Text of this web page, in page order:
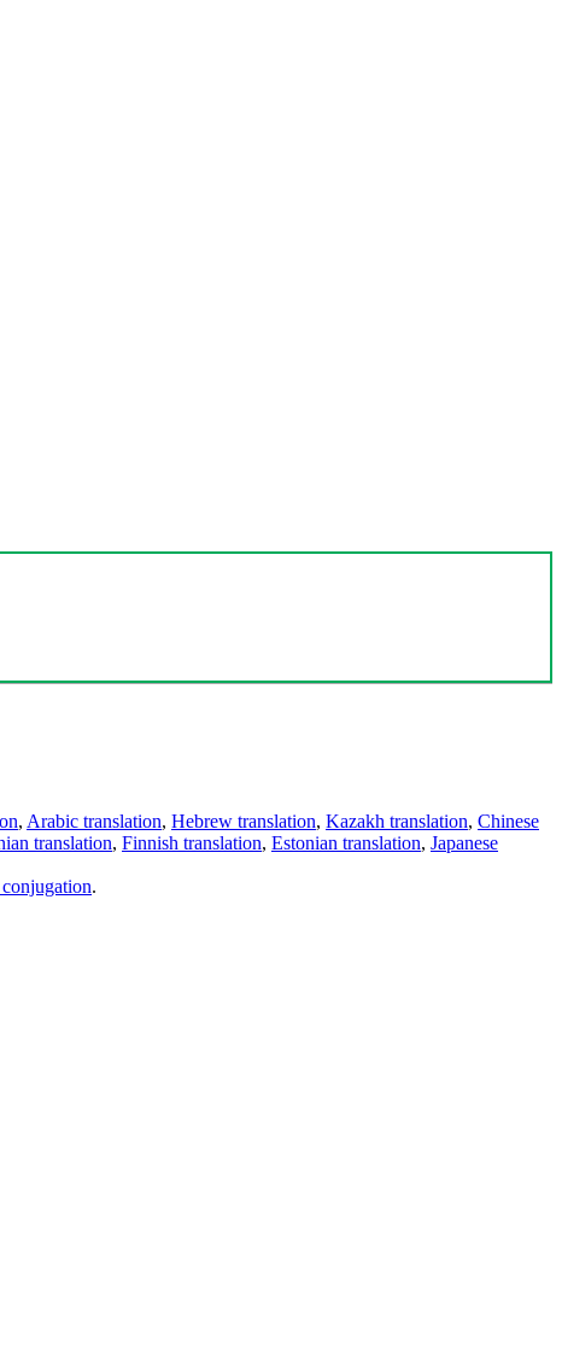
, Arabic translation, Hebrew translation, Kazakh translation, Chinese
translation, Finnish translation, Estonian translation, Japanese
.